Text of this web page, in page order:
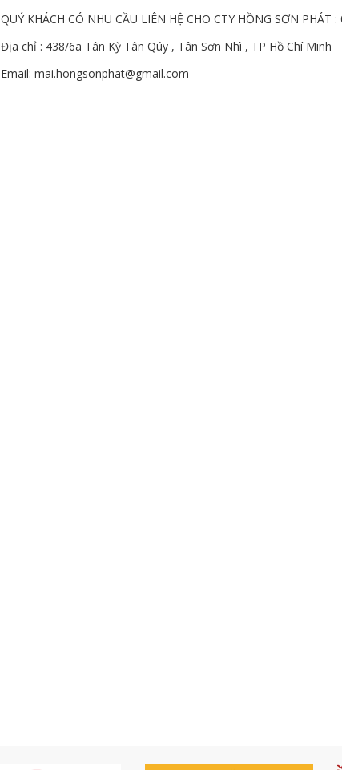
QUÝ KHÁCH CÓ NHU CẦU LIÊN HỆ CHO CTY HỒNG SƠN PHÁT
Địa chỉ : 438/6a Tân Kỳ Tân Qúy , Tân Sơn Nhì , TP Hồ Chí Minh
Email: mai.hongsonphat@gmail.com